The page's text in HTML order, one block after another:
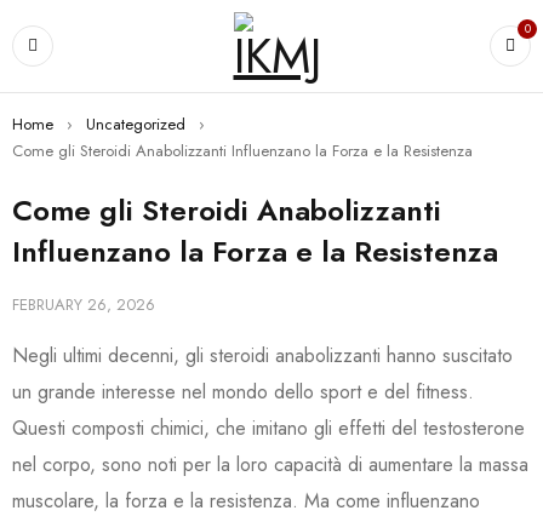
0
Home › Uncategorized
›
Come gli Steroidi Anabolizzanti Influenzano la Forza e la Resistenza
Come gli Steroidi Anabolizzanti
Influenzano la Forza e la Resistenza
FEBRUARY 26, 2026
Negli ultimi decenni, gli steroidi anabolizzanti hanno suscitato
un grande interesse nel mondo dello sport e del fitness.
Questi composti chimici, che imitano gli effetti del testosterone
nel corpo, sono noti per la loro capacità di aumentare la massa
muscolare, la forza e la resistenza. Ma come influenzano